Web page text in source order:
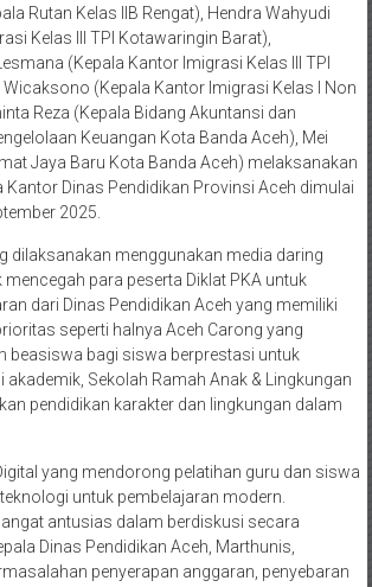
Rutan Kelas IIB Rengat), Hendra Wahyudi
Kelas III TPI Kotawaringin Barat),
(Kepala Kantor Imigrasi Kelas III TPI
(Kepala Kantor Imigrasi Kelas I Non
Reza (Kepala Bidang Akuntansi dan
Keuangan Kota Banda Aceh), Mei
Jaya Baru Kota Banda Aceh) melaksanakan
Kantor Dinas Pendidikan Provinsi Aceh dimulai
2025.
dilaksanakan menggunakan media daring
para peserta Diklat PKA untuk
dari Dinas Pendidikan Aceh yang memiliki
seperti halnya Aceh Carong yang
beasiswa bagi siswa berprestasi untuk
Sekolah Ramah Anak & Lingkungan
pendidikan karakter dan lingkungan dalam
yang mendorong pelatihan guru dan siswa
untuk pembelajaran modern.
antusias dalam berdiskusi secara
Dinas Pendidikan Aceh, Marthunis,
penyerapan anggaran, penyebaran